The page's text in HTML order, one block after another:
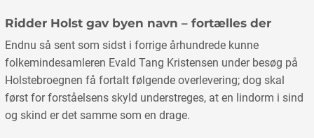
Ridder Holst gav byen navn – fortælles der
Endnu så sent som sidst i forrige århundrede kunne
folkemindesamleren Evald Tang Kristensen under besøg på
Holstebroegnen få fortalt følgende overlevering; dog skal
først for forståelsens skyld understreges, at en lindorm i sind
og skind er det samme som en drage.